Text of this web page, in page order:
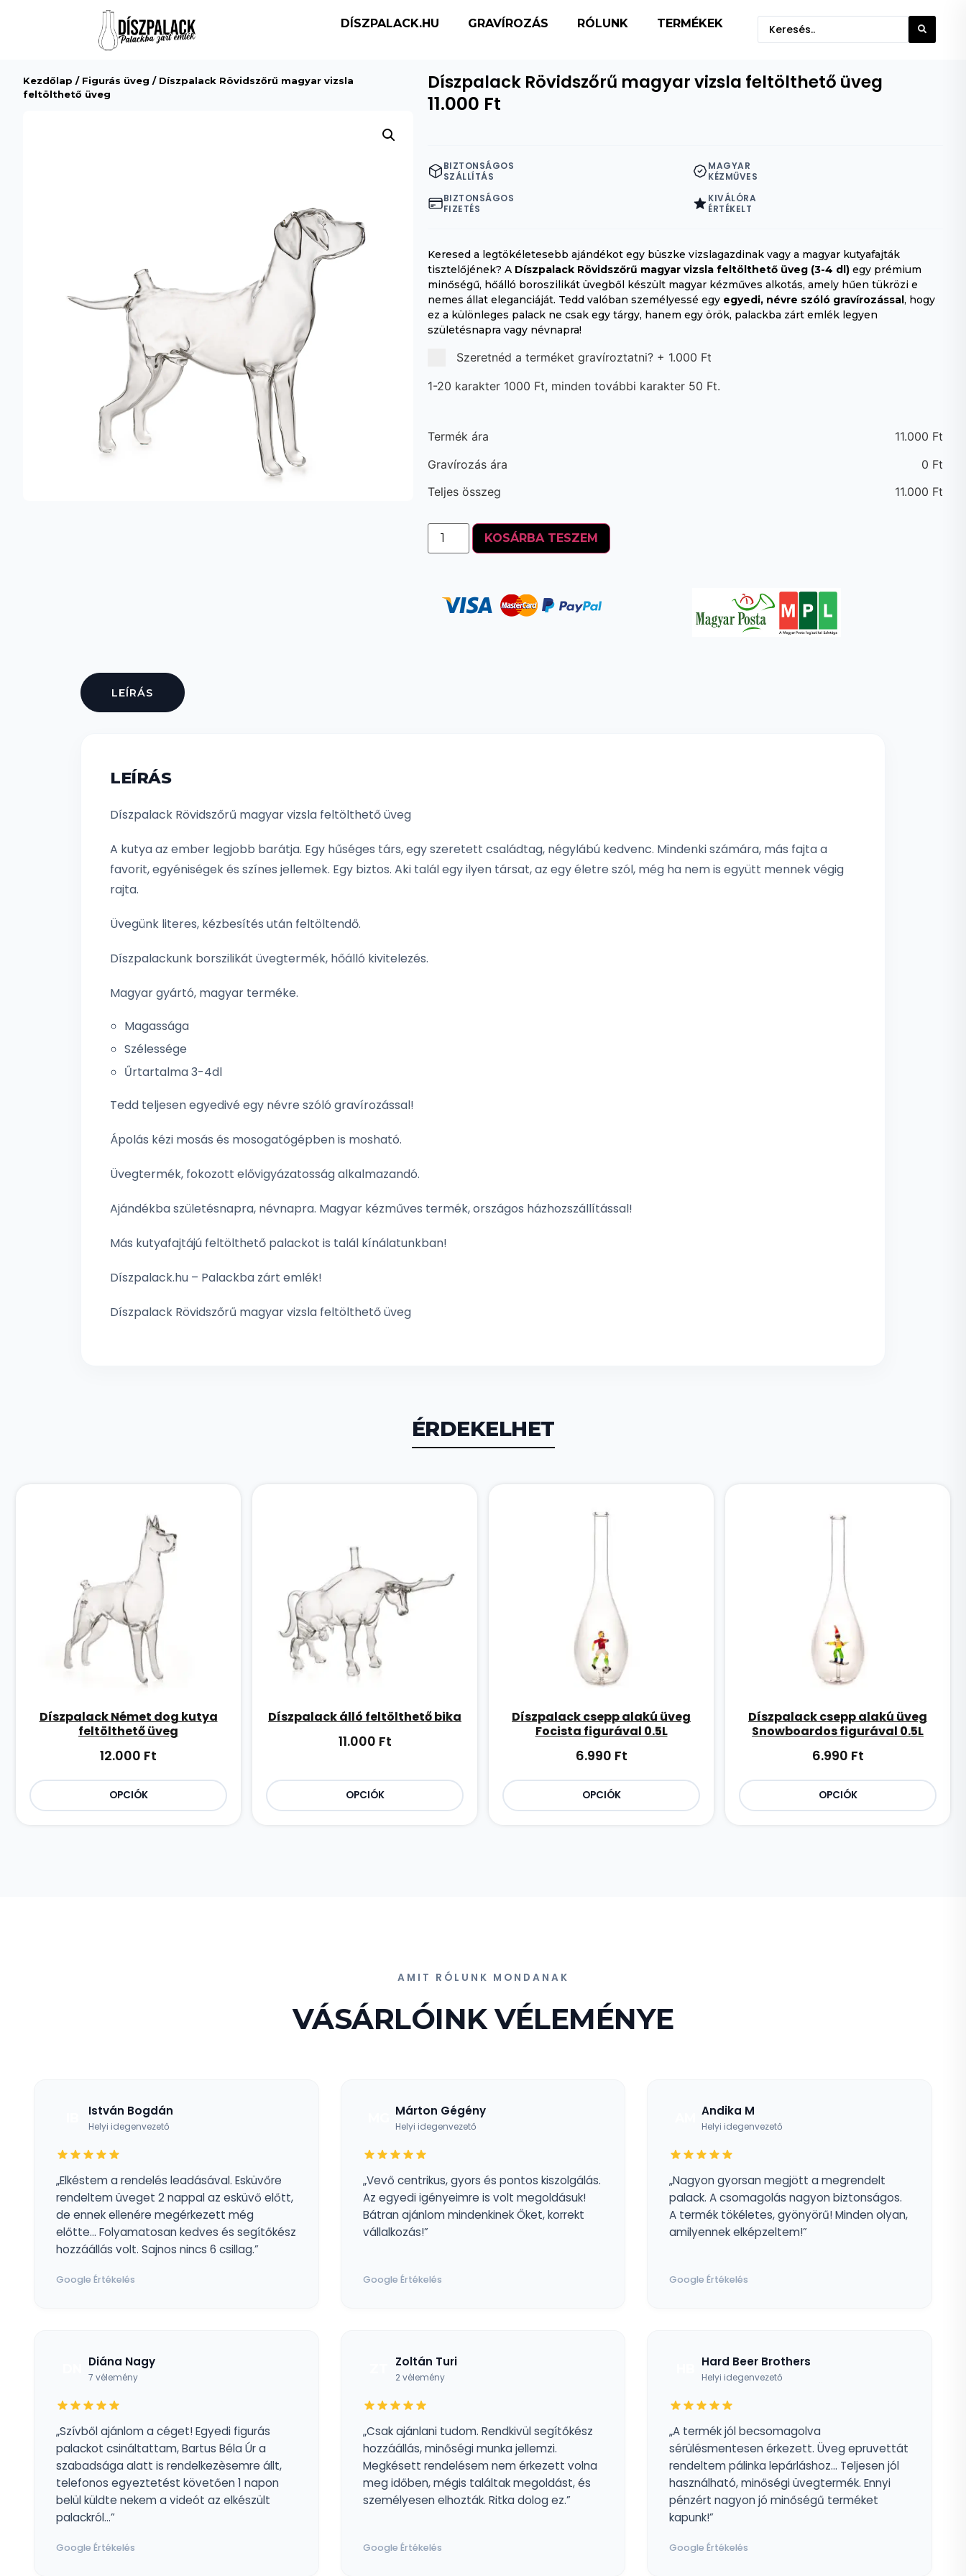
DÍSZPALACK.HU GRAVÍROZÁS RÓLUNK TERMÉKEK
Kezdőlap / Figurás üveg / Díszpalack Rövidszőrű magyar vizsla
feltölthető üveg
Díszpalack Rövidszőrű magyar vizsla feltölthető üveg
11.000 Ft
BIZTONSÁGOS
SZÁLLÍTÁS
MAGYAR
KÉZMŰVES
BIZTONSÁGOS
FIZETÉS
KIVÁLÓRA
ÉRTÉKELT
Keresed a legtökéletesebb ajándékot egy büszke vizslagazdinak vagy a magyar kutyafajták
tisztelőjének? A Díszpalack Rövidszőrű magyar vizsla feltölthető üveg (3-4 dl)egy prémium
minőségű, hőálló boroszilikát üvegből készült magyar kézműves alkotás, amely hűen tükrözi e
nemes állat eleganciáját. Tedd valóban személyessé egy egyedi, névre szóló gravírozással , hogy
ez a különleges palack ne csak egy tárgy, hanem egy örök, palackba zárt emlék legyen
születésnapra vagy névnapra!
Szeretnéd a terméket gravíroztatni?+ 1.000 Ft
1-20 karakter 1000 Ft, minden további karakter 50 Ft.
Termék ára 11.000 Ft
Gravírozás ára
0 Ft
Teljes összeg
11.000 Ft
KOSÁRBA TESZEM
LEÍRÁS
LEÍRÁS
Díszpalack Rövidszőrű magyar vizsla feltölthető üveg
A kutya az ember legjobb barátja. Egy hűséges társ, egy szeretett családtag, négylábú kedvenc. Mindenki számára, más fajta a
favorit, egyéniségek és színes jellemek. Egy biztos. Aki talál egy ilyen társat, az egy életre szól, még ha nem is együtt mennek végig
rajta.
Üvegünk literes, kézbesítés után feltöltendő.
Díszpalackunk borszilikát üvegtermék, hőálló kivitelezés.
Magyar gyártó, magyar terméke.
Magassága
Szélessége
Űrtartalma 3-4dl
Tedd teljesen egyedivé egy névre szóló gravírozással!
Ápolás kézi mosás és mosogatógépben is mosható.
Üvegtermék, fokozott elővigyázatosság alkalmazandó.
Ajándékba születésnapra, névnapra. Magyar kézműves termék, országos házhozszállítással!
Más kutyafajtájú feltölthető palackot is talál kínálatunkban!
Díszpalack.hu – Palackba zárt emlék!
Díszpalack Rövidszőrű magyar vizsla feltölthető üveg
ÉRDEKELHET
Díszpalack Német dog kutya
feltölthető üveg
12.000 Ft
OPCIÓK
Díszpalack álló feltölthető bika
11.000 Ft
OPCIÓK
Díszpalack csepp alakú üveg
Focista figurával 0.5L
6.990 Ft
OPCIÓK
Díszpalack csepp alakú üveg
Snowboardos figurával 0.5L
6.990 Ft
OPCIÓK
AMIT RÓLUNK MONDANAK
VÁSÁRLÓINK VÉLEMÉNYE
István Bogdán
Helyi idegenvezető
„Elkéstem a rendelés leadásával. Esküvőre
rendeltem üveget 2 nappal az esküvő előtt,
de ennek ellenére megérkezett még
előtte... Folyamatosan kedves és segítőkész
hozzáállás volt. Sajnos nincs 6 csillag.”
Google Értékelés
Márton Gégény
Helyi idegenvezető
„Vevő centrikus, gyors és pontos kiszolgálás.
Az egyedi igényeimre is volt megoldásuk!
Bátran ajánlom mindenkinek Őket, korrekt
vállalkozás!”
Google Értékelés
Andika M
Helyi idegenvezető
„Nagyon gyorsan megjött a megrendelt
palack. A csomagolás nagyon biztonságos.
A termék tökéletes, gyönyörű! Minden olyan,
amilyennek elképzeltem!”
Google Értékelés
Diána Nagy
7 vélemény
„Szívből ajánlom a céget! Egyedi figurás
palackot csináltattam, Bartus Béla Úr a
szabadsága alatt is rendelkezèsemre állt,
telefonos egyeztetést követően 1 napon
belül küldte nekem a videót az elkészült
palackról...”
Google Értékelés
Zoltán Turi
2 vélemény
„Csak ajánlani tudom. Rendkivül segítőkész
hozzáállás, minőségi munka jellemzi.
Megkésett rendelésem nem érkezett volna
meg időben, mégis találtak megoldást, és
személyesen elhozták. Ritka dolog ez.”
Google Értékelés
Hard Beer Brothers
Helyi idegenvezető
„A termék jól becsomagolva
sérülésmentesen érkezett. Üveg epruvettát
rendeltem pálinka lepárláshoz... Teljesen jól
használható, minőségi üvegtermék. Ennyi
pénzért nagyon jó minőségű terméket
kapunk!”
Google Értékelés